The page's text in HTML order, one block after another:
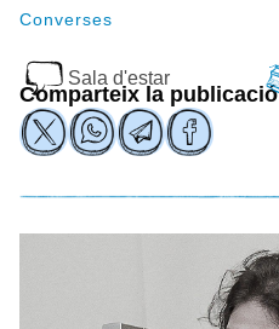
Converses
Sala d'estar
Comparteix la publicació